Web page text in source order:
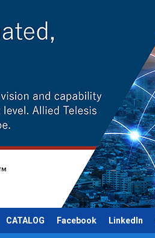
CATALOG Facebook LinkedIn